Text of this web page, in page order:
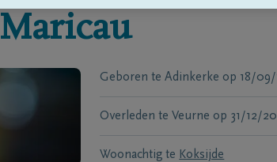
Maricau
Geboren te Adinkerke op 18/09/
Overleden te Veurne op 31/12/
Woonachtig te Koksijde